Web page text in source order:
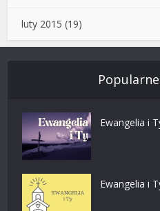
luty 2015 (19)
Ewangelia i
Ewangelia i